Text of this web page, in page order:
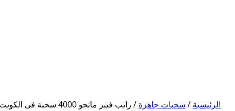
الرئيسية / سحبات جاهزة / رايب فيبز مانجو 4000 سحبة فى الكويت